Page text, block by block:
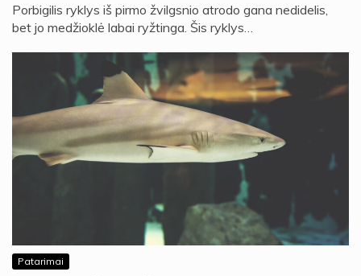
Porbigilis ryklys iš pirmo žvilgsnio atrodo gana nedidelis,
bet jo medžioklė labai ryžtinga. Šis ryklys…
Patarimai